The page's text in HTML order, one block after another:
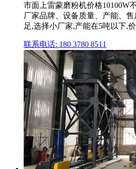
市面上雷蒙磨粉机价格10100W
厂家品牌、设备质量、产能、
足,选择小厂家,产能在5吨以下,
联系电话: 180 3780 8511